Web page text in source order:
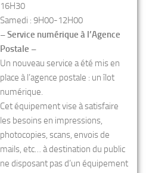
16H30
Samedi : 9H00-12H00
– Service numérique à l’Agence
Postale –
Un nouveau service a été mis en
place à l’agence postale : un îlot
numérique.
Cet équipement vise à satisfaire
les besoins en impressions,
photocopies, scans, envois de
mails, etc… à destination du public
ne disposant pas d’un équipement